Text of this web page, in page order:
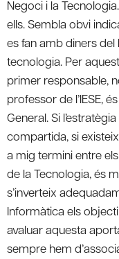
Negoci i la
ells. Sembla obvi
es fan amb diners del
tecnologia. Per
primer responsable,
professor de l’IESE,
General. Si
compartida, si
a mig termini entre
de la Tecnologia, és
s’inverteix
Informàtica els
avaluar aquesta
sempre hem